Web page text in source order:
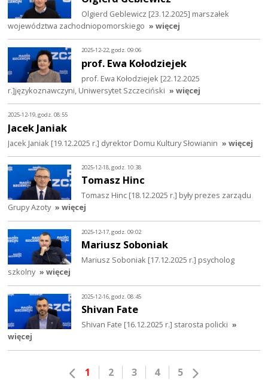
Olgierd Geblewicz [23.12.2025] marszałek
województwa zachodniopomorskiego » więcej
2025-12-22, godz. 09:06
prof. Ewa Kołodziejek
prof. Ewa Kołodziejek [22.12.2025
r.]językoznawczyni, Uniwersytet Szczeciński » więcej
2025-12-19, godz. 08:55
Jacek Janiak
Jacek Janiak [19.12.2025 r.] dyrektor Domu Kultury Słowianin » więcej
2025-12-18, godz. 10:38
Tomasz Hinc
Tomasz Hinc [18.12.2025 r.] były prezes zarządu
Grupy Azoty » więcej
2025-12-17, godz. 09:02
Mariusz Soboniak
Mariusz Soboniak [17.12.2025 r.] psycholog
szkolny » więcej
2025-12-16, godz. 08:45
Shivan Fate
Shivan Fate [16.12.2025 r.] starosta policki »
więcej
1 2 3 4 5